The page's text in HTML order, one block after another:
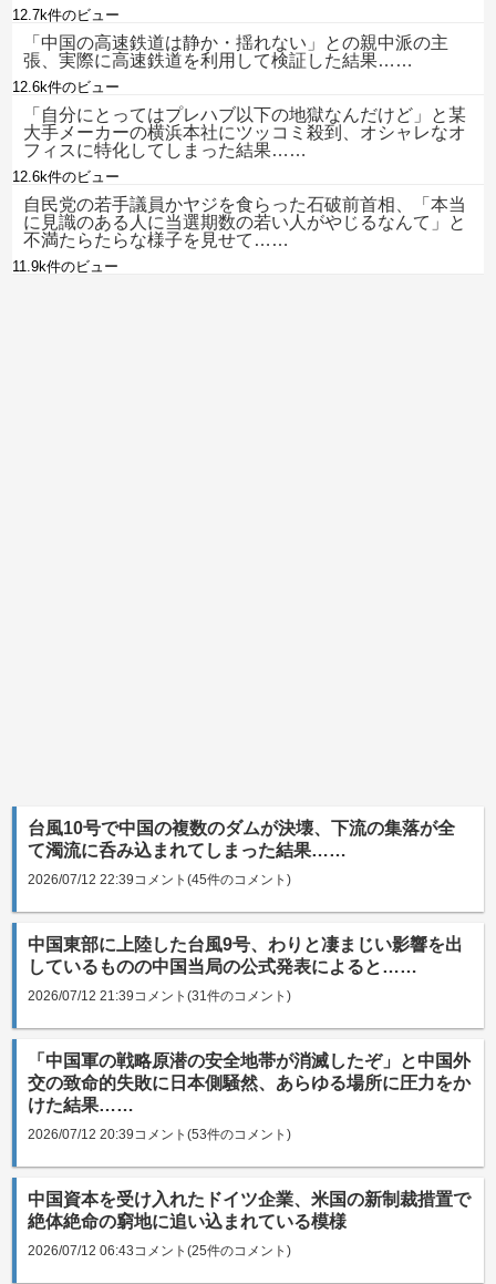
12.7k件のビュー
「中国の高速鉄道は静か・揺れない」との親中派の主
張、実際に高速鉄道を利用して検証した結果……
12.6k件のビュー
「自分にとってはプレハブ以下の地獄なんだけど」と某
大手メーカーの横浜本社にツッコミ殺到、オシャレなオ
フィスに特化してしまった結果……
12.6k件のビュー
自民党の若手議員かヤジを食らった石破前首相、「本当
に見識のある人に当選期数の若い人がやじるなんて」と
不満たらたらな様子を見せて……
11.9k件のビュー
台風10号で中国の複数のダムが決壊、下流の集落が全
て濁流に呑み込まれてしまった結果……
2026/07/12 22:39コメント(45件のコメント)
中国東部に上陸した台風9号、わりと凄まじい影響を出
しているものの中国当局の公式発表によると……
2026/07/12 21:39コメント(31件のコメント)
「中国軍の戦略原潜の安全地帯が消滅したぞ」と中国外
交の致命的失敗に日本側騒然、あらゆる場所に圧力をか
けた結果……
2026/07/12 20:39コメント(53件のコメント)
中国資本を受け入れたドイツ企業、米国の新制裁措置で
絶体絶命の窮地に追い込まれている模様
2026/07/12 06:43コメント(25件のコメント)